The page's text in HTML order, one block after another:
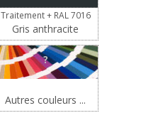
Traitement + RAL 7016
Gris anthracite
?
Autres couleurs ...